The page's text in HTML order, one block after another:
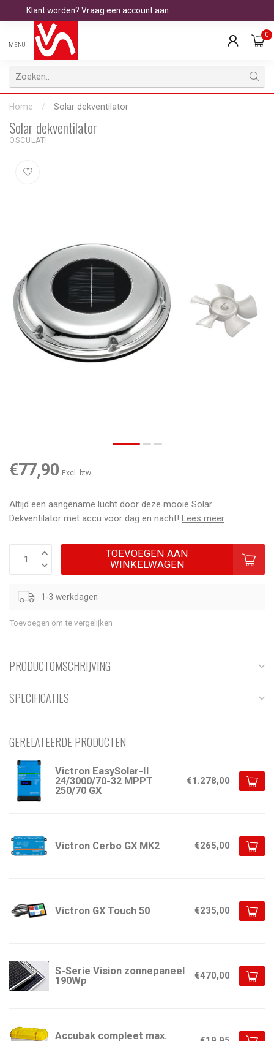
Klant worden? Vraag een account aan
MENU
0
Home / Solar dekventilator
Solar dekventilator
OSCULATI
€77,90 Excl. btw
Altijd een aangename lucht door deze mooie Solar
Dekventilator met accu voor dag en nacht! Lees meer.
TOEVOEGEN AAN
WINKELWAGEN
1-3 werkdagen
Toevoegen om te vergelijken
PRODUCTOMSCHRIJVING
SPECIFICATIES
GERELATEERDE PRODUCTEN
Victron EasySolar-II
24/3000/70-32 MPPT
250/70 GX
€1.278,00
Victron Cerbo GX MK2 €265,00
Victron GX Touch 50 €235,00
S-Serie Vision zonnepaneel
190Wp
€470,00
Accubak compleet max.